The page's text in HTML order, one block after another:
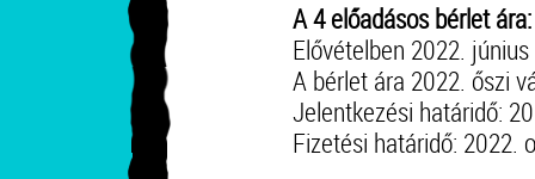
A 4 előadásos bérlet ára:
Elővételben 2022.
A bérlet ára 2022. őszi
Jelentkezési határidő:
Fizetési határidő: 2022.